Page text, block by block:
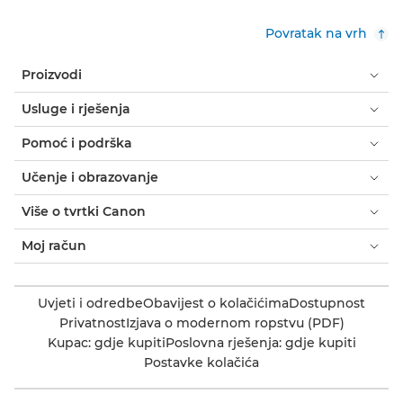
Povratak na vrh
Proizvodi
Usluge i rješenja
Pomoć i podrška
Učenje i obrazovanje
Više o tvrtki Canon
Moj račun
Uvjeti i odredbeObavijest o kolačićimaDostupnost
PrivatnostIzjava o modernom ropstvu (PDF)
Kupac: gdje kupitiPoslovna rješenja: gdje kupiti
Postavke kolačića